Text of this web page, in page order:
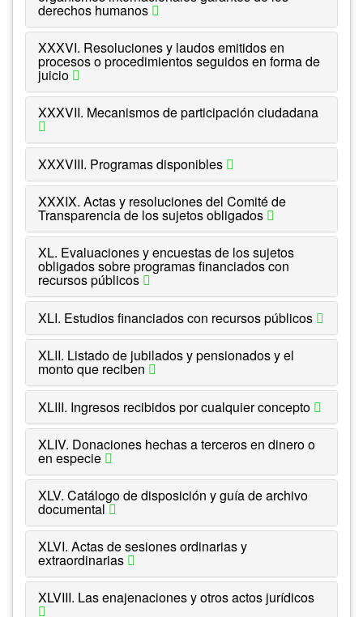
derechos humanos
XXXVI. Resoluciones y laudos emitidos en
procesos o procedimientos seguidos en forma de
juicio
XXXVII. Mecanismos de participación ciudadana
XXXVIII. Programas disponibles
XXXIX. Actas y resoluciones del Comité de
Transparencia de los sujetos obligados
XL. Evaluaciones y encuestas de los sujetos
obligados sobre programas financiados con
recursos públicos
XLI. Estudios financiados con recursos públicos
XLII. Listado de jubilados y pensionados y el
monto que reciben
XLIII. Ingresos recibidos por cualquier concepto
XLIV. Donaciones hechas a terceros en dinero o
en especie
XLV. Catálogo de disposición y guía de archivo
documental
XLVI. Actas de sesiones ordinarias y
extraordinarias
XLVIII. Las enajenaciones y otros actos jurídicos